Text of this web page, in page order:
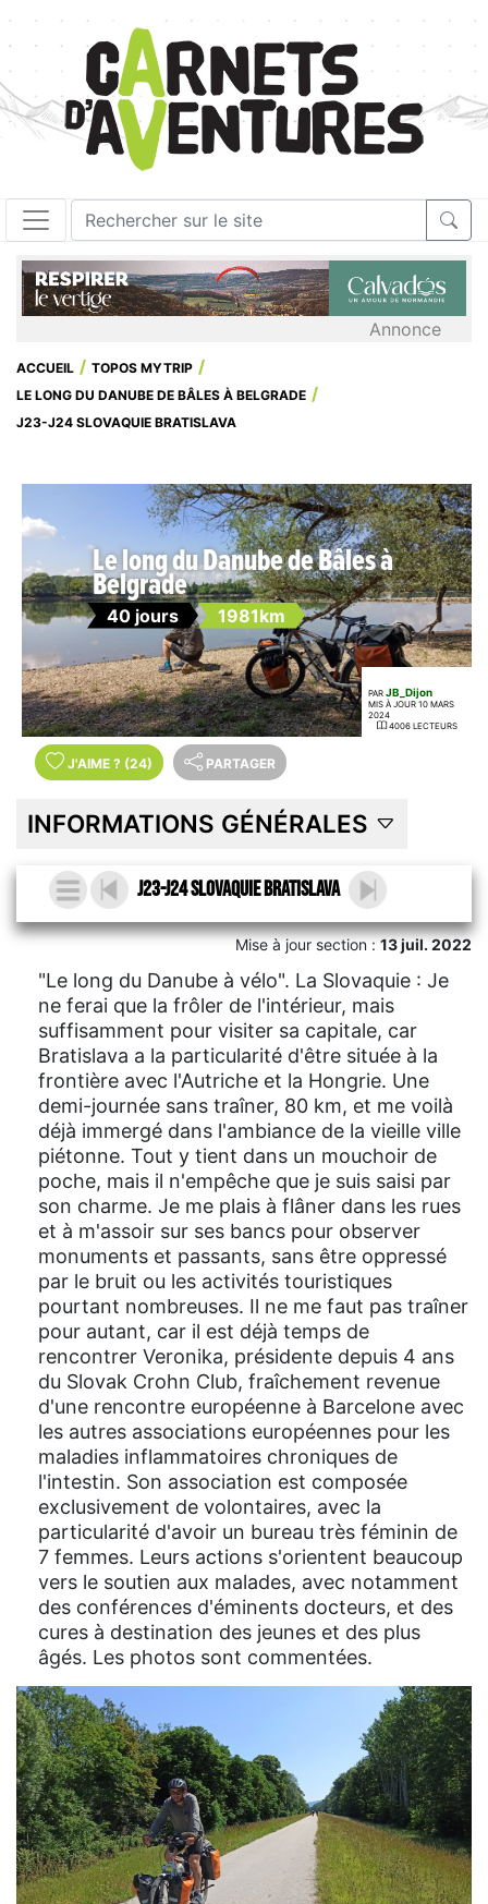
Annonce
ACCUEIL
TOPOS MYTRIP
LE LONG DU DANUBE DE BÂLES À BELGRADE
J23-J24 SLOVAQUIE BRATISLAVA
Le long du Danube de Bâles à
Belgrade
40 jours 1981km
PAR JB_Dijon
MIS À JOUR 10 MARS
2024
4006 LECTEURS
J'AIME ? (24) PARTAGER
INFORMATIONS GÉNÉRALES
J23-J24 Slovaquie Bratislava
Mise à jour section : 13 juil. 2022
"Le long du Danube à vélo". La Slovaquie : Je
ne ferai que la frôler de l'intérieur, mais
suffisamment pour visiter sa capitale, car
Bratislava a la particularité d'être située à la
frontière avec l'Autriche et la Hongrie. Une
demi-journée sans traîner, 80 km, et me voilà
déjà immergé dans l'ambiance de la vieille ville
piétonne. Tout y tient dans un mouchoir de
poche, mais il n'empêche que je suis saisi par
son charme. Je me plais à flâner dans les rues
et à m'assoir sur ses bancs pour observer
monuments et passants, sans être oppressé
par le bruit ou les activités touristiques
pourtant nombreuses. Il ne me faut pas traîner
pour autant, car il est déjà temps de
rencontrer Veronika, présidente depuis 4 ans
du Slovak Crohn Club, fraîchement revenue
d'une rencontre européenne à Barcelone avec
les autres associations européennes pour les
maladies inflammatoires chroniques de
l'intestin. Son association est composée
exclusivement de volontaires, avec la
particularité d'avoir un bureau très féminin de
7 femmes. Leurs actions s'orientent beaucoup
vers le soutien aux malades, avec notamment
des conférences d'éminents docteurs, et des
cures à destination des jeunes et des plus
âgés. Les photos sont commentées.